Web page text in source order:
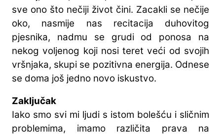
sve ono što nečiji život čini. Zacakli se nečije
oko, nasmije nas recitacija duhovitog
pjesnika, nadmu se grudi od ponosa na
nekog voljenog koji nosi teret veći od svojih
vršnjaka, skupi se pozitivna energija. Odnese
se doma još jedno novo iskustvo.
Zaključak
Iako smo svi mi ljudi s istom bolešću i sličnim
problemima, imamo različita prava na